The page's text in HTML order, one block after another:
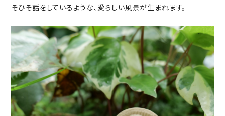
そひそ話をしているような、愛らしい風景が生まれます。